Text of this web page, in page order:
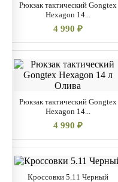
Рюкзак тактический Gongtex
Hexagon 14...
4 990 ₽
Рюкзак тактический Gongtex
Hexagon 14...
4 990 ₽
Кроссовки 5.11 Черный